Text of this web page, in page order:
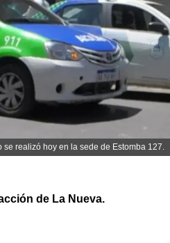
Sociedad
Tecnología
Turismo
Salud
Es viral
Farmacias
realizó hoy en la sede de Estomba 127.
de La Nueva.